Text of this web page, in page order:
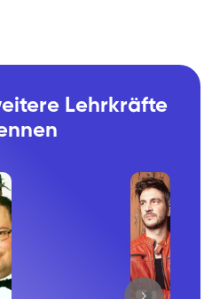
Lehrkräfte